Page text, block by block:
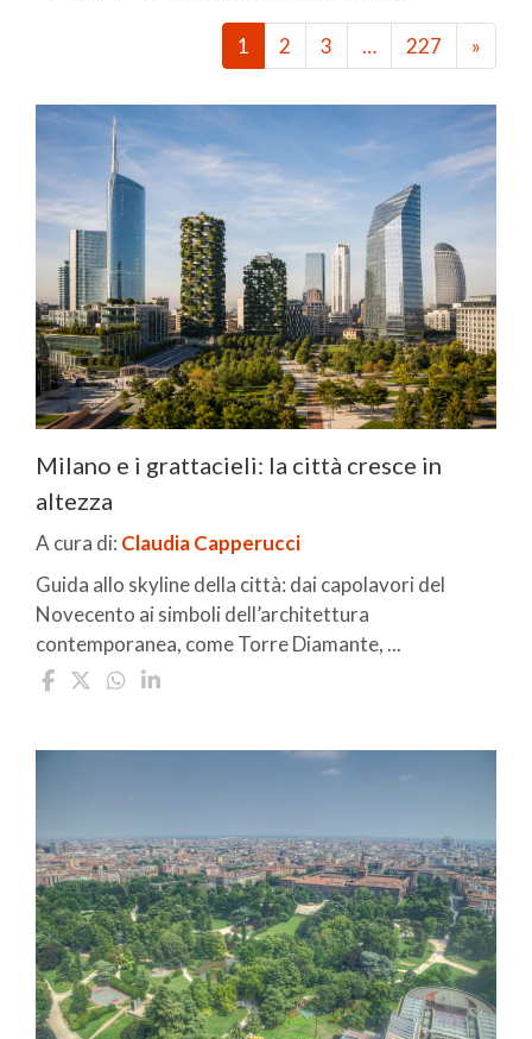
1 2 3 … 227 »
Milano e i grattacieli: la città cresce in
altezza
A cura di: Claudia Capperucci
Guida allo skyline della città: dai capolavori del
Novecento ai simboli dell’architettura
contemporanea, come Torre Diamante, ...